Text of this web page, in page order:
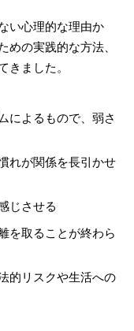
い心理的な理由か
めの実践的な方法、
きました。
によるもので、弱さ
れが関係を長引かせ
じさせる
を取ることが終わら
的リスクや生活への